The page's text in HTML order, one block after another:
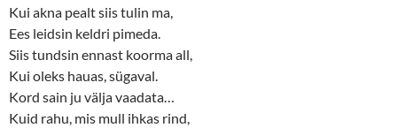
Kui akna pealt siis tulin ma,
Ees leidsin keldri pimeda.
Siis tundsin ennast koorma all,
Kui oleks hauas, sügaval.
Kord sain ju välja vaadata…
Kuid rahu, mis mull ihkas rind,